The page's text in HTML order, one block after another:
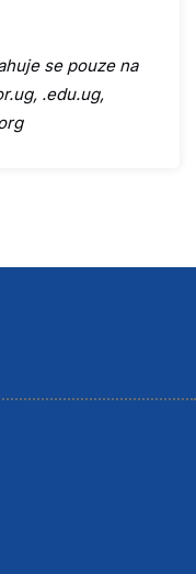
se pouze na
.edu.ug,